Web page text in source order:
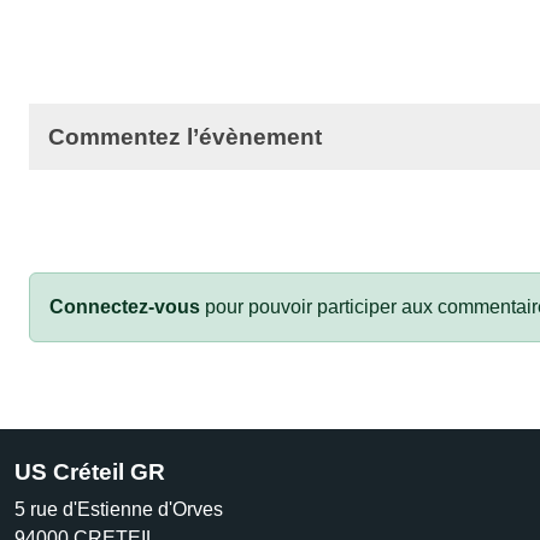
Commentez l’évènement
Connectez-vous pour pouvoir participer aux
US Créteil GR
5 rue d'Estienne d'Orves